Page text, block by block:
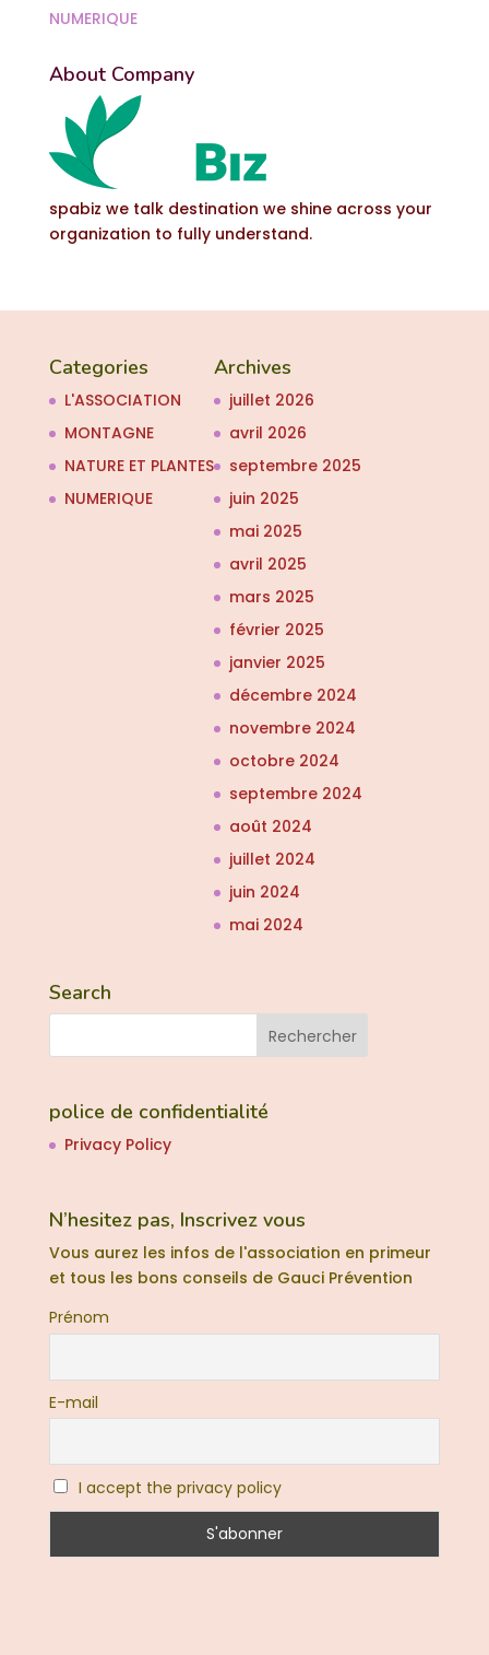
NUMERIQUE
About Company
spabiz we talk destination we shine across your
organization to fully understand.
Categories
L'ASSOCIATION
MONTAGNE
NATURE ET PLANTES
NUMERIQUE
Archives
juillet 2026
avril 2026
septembre 2025
juin 2025
mai 2025
avril 2025
mars 2025
février 2025
janvier 2025
décembre 2024
novembre 2024
octobre 2024
septembre 2024
août 2024
juillet 2024
juin 2024
mai 2024
Search
police de confidentialité
Privacy Policy
N’hesitez pas, Inscrivez vous
Vous aurez les infos de l'association en primeur
et tous les bons conseils de Gauci Prévention
Prénom
E-mail
I accept the privacy policy